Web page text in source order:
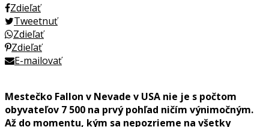
Zdieľať
Tweetnuť
Zdieľať
Zdieľať
E-mailovať
Mestečko Fallon v Nevade v USA nie je s počtom
obyvateľov 7 500 na prvý pohľad ničím výnimočným.
Až do momentu, kým sa nepozrieme na všetky